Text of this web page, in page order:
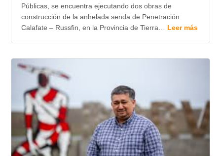
Públicas, se encuentra ejecutando dos obras de
construcción de la anhelada senda de Penetración
Calafate – Russfin, en la Provincia de Tierra… Leer más